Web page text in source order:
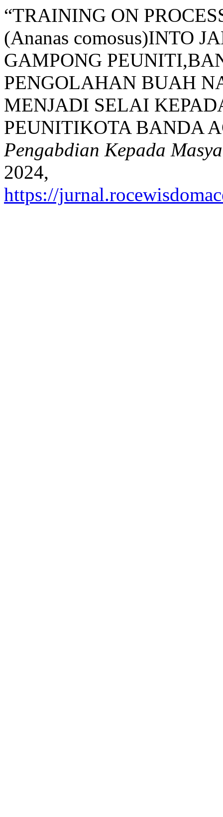
“TRAINING ON
(Ananas comosus)INTO
GAMPONG
PENGOLAHAN BUAH
MENJADI SELAI
PEUNITIKOTA BANDA
Pengabdian Kepada
2024,
https://